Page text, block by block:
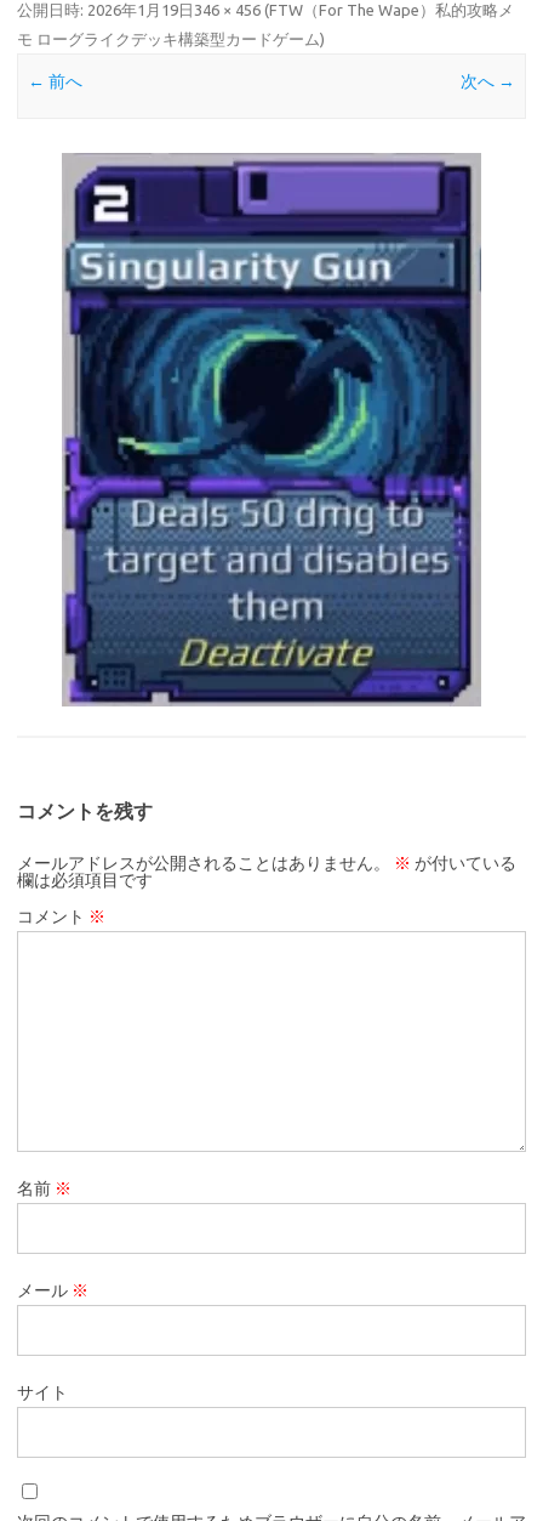
公開日時: 2026年1月19日 346 × 456 (FTW（For The Wape）私的攻略メ
モ ローグライクデッキ構築型カードゲーム)
← 前へ 次へ →
コメントを残す
メールアドレスが公開されることはありません。 ※ が付いている
欄は必須項目です
コメント ※
名前 ※
メール ※
サイト